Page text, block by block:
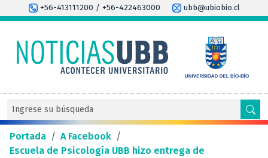
+56-413111200 / +56-422463000 ubb@ubiobio.cl
Portada / A Facebook /
Escuela de Psicología UBB hizo entrega de